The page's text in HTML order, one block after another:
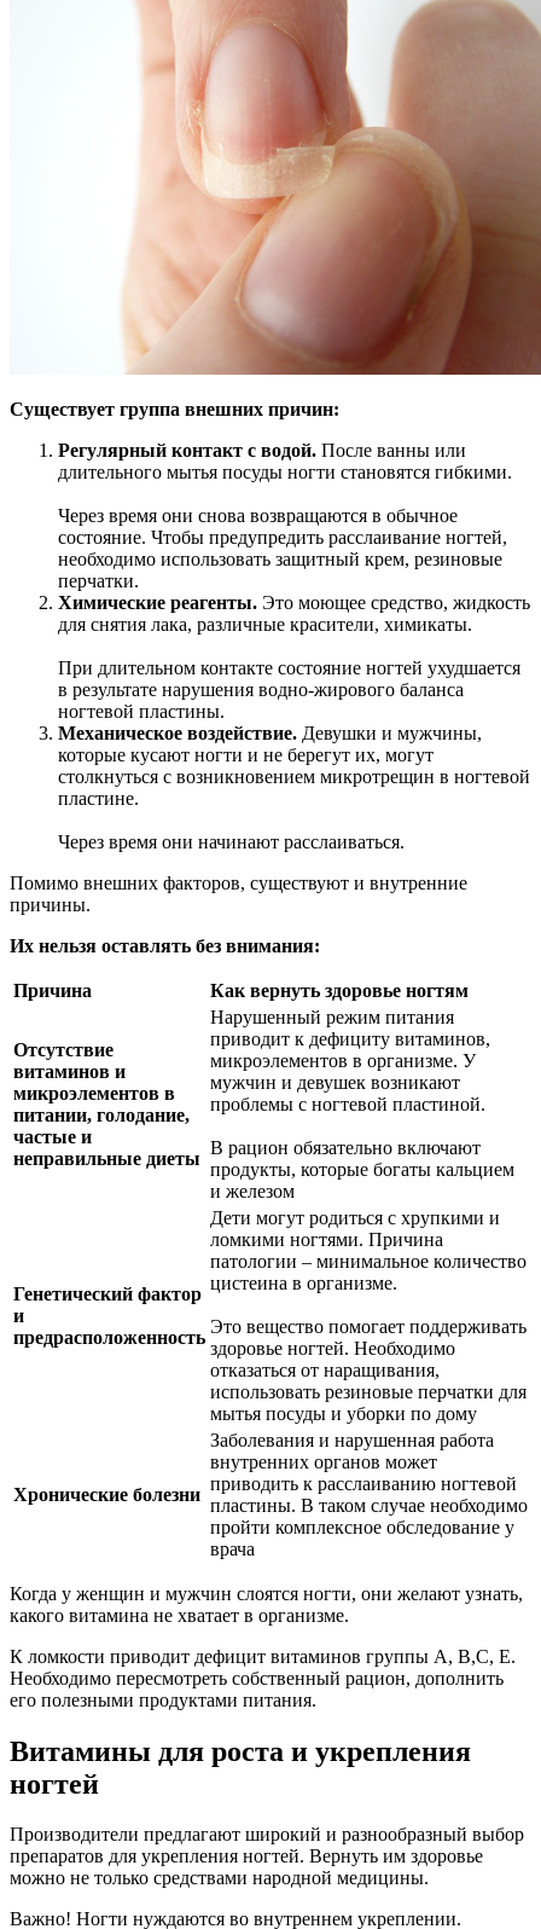
Существует группа внешних причин:
Регулярный контакт с водой. После ванны или
длительного мытья посуды ногти становятся гибкими.
Через время они снова возвращаются в обычное
состояние. Чтобы предупредить расслаивание ногтей,
необходимо использовать защитный крем, резиновые
перчатки.
Химические реагенты. Это моющее средство, жидкость
для снятия лака, различные красители, химикаты.
При длительном контакте состояние ногтей ухудшается
в результате нарушения водно-жирового баланса
ногтевой пластины.
Механическое воздействие. Девушки и мужчины,
которые кусают ногти и не берегут их, могут
столкнуться с возникновением микротрещин в ногтевой
пластине.
Через время они начинают расслаиваться.
Помимо внешних факторов, существуют и внутренние
причины.
Их нельзя оставлять без внимания:
Причина Как вернуть здоровье ногтям
Отсутствие
витаминов и
микроэлементов в
питании, голодание,
частые и
неправильные диеты
Нарушенный режим питания
приводит к дефициту витаминов,
микроэлементов в организме. У
мужчин и девушек возникают
проблемы с ногтевой пластиной.
В рацион обязательно включают
продукты, которые богаты кальцием
и железом
Генетический фактор
и
предрасположенность
Дети могут родиться с хрупкими и
ломкими ногтями. Причина
патологии – минимальное количество
цистеина в организме.
Это вещество помогает поддерживать
здоровье ногтей. Необходимо
отказаться от наращивания,
использовать резиновые перчатки для
мытья посуды и уборки по дому
Хронические болезни
Заболевания и нарушенная работа
внутренних органов может
приводить к расслаиванию ногтевой
пластины. В таком случае необходимо
пройти комплексное обследование у
врача
Когда у женщин и мужчин слоятся ногти, они желают узнать,
какого витамина не хватает в организме.
К ломкости приводит дефицит витаминов группы А, В,С, Е.
Необходимо пересмотреть собственный рацион, дополнить
его полезными продуктами питания.
Витамины для роста и укрепления
ногтей
Производители предлагают широкий и разнообразный выбор
препаратов для укрепления ногтей. Вернуть им здоровье
можно не только средствами народной медицины.
Важно! Ногти нуждаются во внутреннем укреплении.